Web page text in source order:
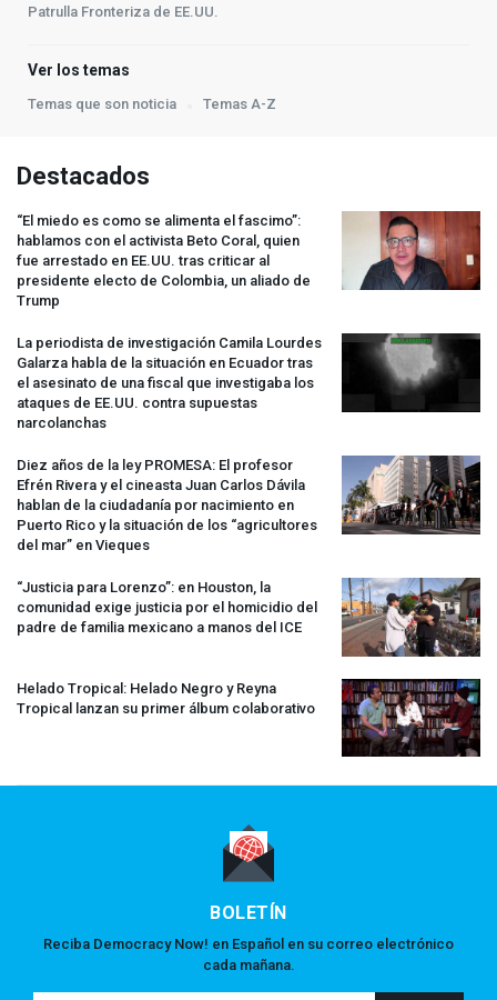
Patrulla Fronteriza de EE.UU.
Ver los temas
Temas que son noticia Temas A-Z
Destacados
“El miedo es como se alimenta el fascimo”:
hablamos con el activista Beto Coral, quien
fue arrestado en EE.UU. tras criticar al
presidente electo de Colombia, un aliado de
Trump
La periodista de investigación Camila Lourdes
Galarza habla de la situación en Ecuador tras
el asesinato de una fiscal que investigaba los
ataques de EE.UU. contra supuestas
narcolanchas
Diez años de la ley PROMESA: El profesor
Efrén Rivera y el cineasta Juan Carlos Dávila
hablan de la ciudadanía por nacimiento en
Puerto Rico y la situación de los “agricultores
del mar” en Vieques
“Justicia para Lorenzo”: en Houston, la
comunidad exige justicia por el homicidio del
padre de familia mexicano a manos del ICE
Helado Tropical: Helado Negro y Reyna
Tropical lanzan su primer álbum colaborativo
BOLETÍN
Reciba Democracy Now! en Español en su correo electrónico
cada mañana.